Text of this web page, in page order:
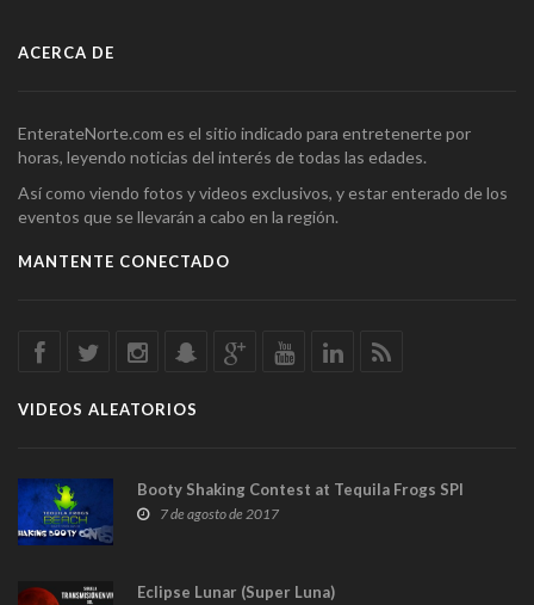
ACERCA DE
EnterateNorte.com es el sitio indicado para entretenerte por
horas, leyendo noticias del interés de todas las edades.
Así como viendo fotos y videos exclusivos, y estar enterado de los
eventos que se llevarán a cabo en la región.
MANTENTE CONECTADO
VIDEOS ALEATORIOS
Booty Shaking Contest at Tequila Frogs SPI
7 de agosto de 2017
Eclipse Lunar (Super Luna)